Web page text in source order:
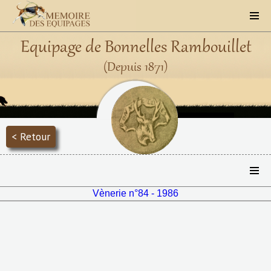
Equipage de Bonnelles Rambouillet
(Depuis 1871)
< Retour
Vènerie n°84 - 1986